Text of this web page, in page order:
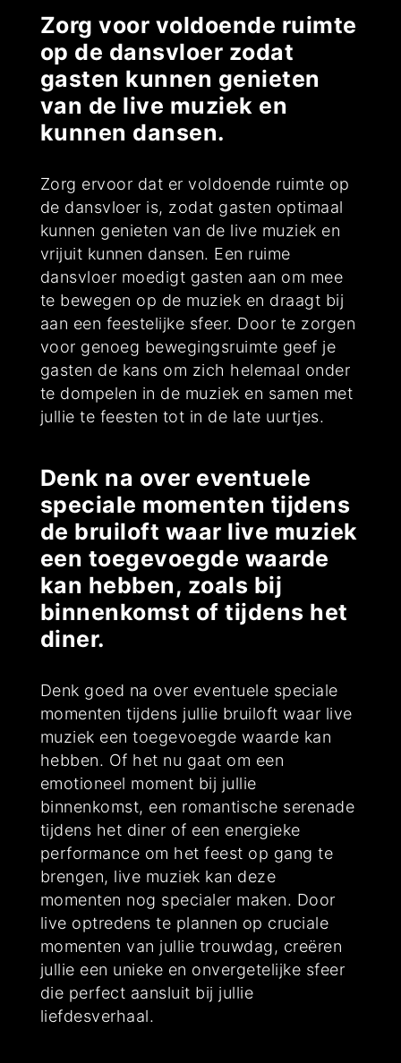
Zorg voor voldoende ruimte
op de dansvloer zodat
gasten kunnen genieten
van de live muziek en
kunnen dansen.
Zorg ervoor dat er voldoende ruimte op
de dansvloer is, zodat gasten optimaal
kunnen genieten van de live muziek en
vrijuit kunnen dansen. Een ruime
dansvloer moedigt gasten aan om mee
te bewegen op de muziek en draagt bij
aan een feestelijke sfeer. Door te zorgen
voor genoeg bewegingsruimte geef je
gasten de kans om zich helemaal onder
te dompelen in de muziek en samen met
jullie te feesten tot in de late uurtjes.
Denk na over eventuele
speciale momenten tijdens
de bruiloft waar live muziek
een toegevoegde waarde
kan hebben, zoals bij
binnenkomst of tijdens het
diner.
Denk goed na over eventuele speciale
momenten tijdens jullie bruiloft waar live
muziek een toegevoegde waarde kan
hebben. Of het nu gaat om een
emotioneel moment bij jullie
binnenkomst, een romantische serenade
tijdens het diner of een energieke
performance om het feest op gang te
brengen, live muziek kan deze
momenten nog specialer maken. Door
live optredens te plannen op cruciale
momenten van jullie trouwdag, creëren
jullie een unieke en onvergetelijke sfeer
die perfect aansluit bij jullie
liefdesverhaal.